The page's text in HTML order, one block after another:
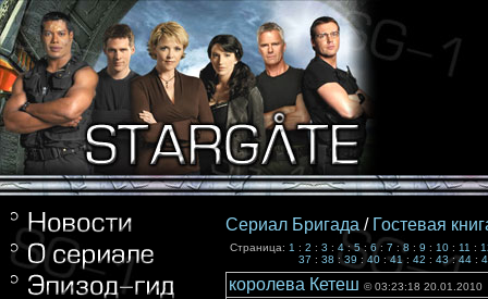
Сериал Бригада / Гостевая
Страница: 1 : 2 : 3 : 4:5: 6: 7 :8 : 9 : 10 : 11 :
37 : 38 :39 : 40:41: 42 : 43:44:
королева Кетеш © 03:23:18 20.01.2010